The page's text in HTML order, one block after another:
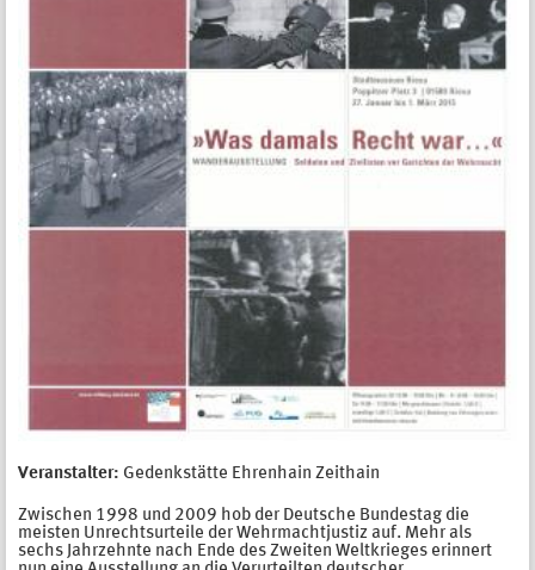
Veranstalter: Gedenkstätte Ehrenhain Zeithain
Zwischen 1998 und 2009 hob der Deutsche Bundestag die
meisten Unrechtsurteile der Wehrmachtjustiz auf. Mehr als
sechs Jahrzehnte nach Ende des Zweiten Weltkrieges erinnert